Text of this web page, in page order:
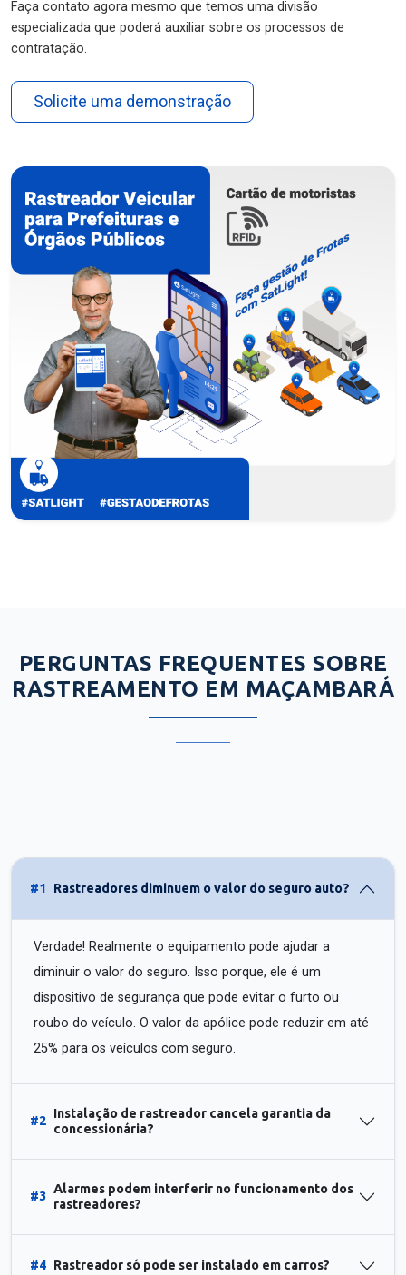
Faça contato agora mesmo que temos uma divisão
especializada que poderá auxiliar sobre os processos de
contratação.
Solicite uma demonstração
PERGUNTAS FREQUENTES SOBRE
RASTREAMENTO EM MAÇAMBARÁ
#1 Rastreadores diminuem o valor do seguro auto?
Verdade! Realmente o equipamento pode ajudar a
diminuir o valor do seguro. Isso porque, ele é um
dispositivo de segurança que pode evitar o furto ou
roubo do veículo. O valor da apólice pode reduzir em até
25% para os veículos com seguro.
#2
Instalação de rastreador cancela garantia da
concessionária?
#3
Alarmes podem interferir no funcionamento dos
rastreadores?
#4 Rastreador só pode ser instalado em carros?